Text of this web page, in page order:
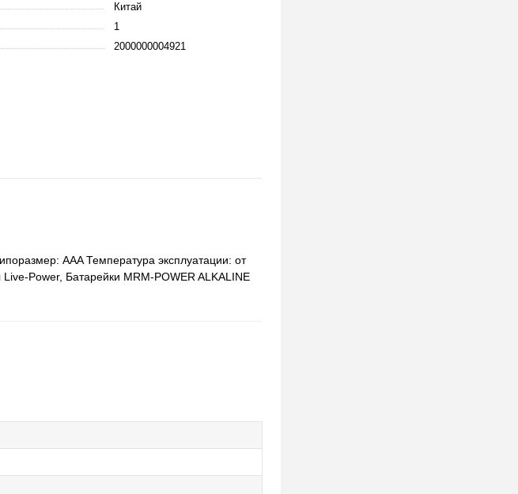
Китай
1
2000000004921
ААA Температура эксплуатации: от
Power, Батарейки MRM-POWER ALKALINE